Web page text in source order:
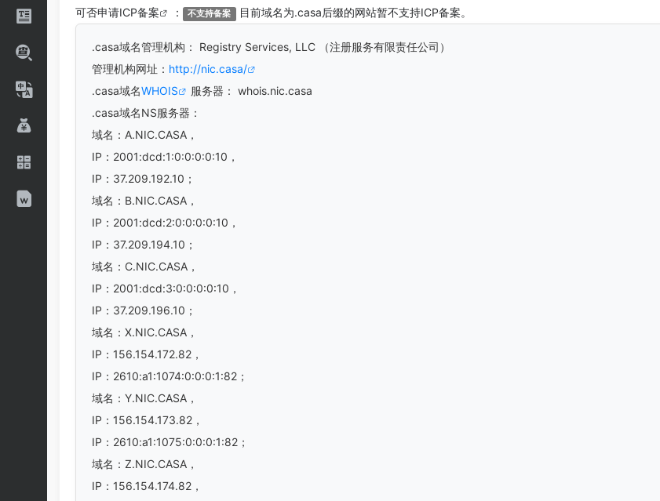
可否申请ICP备案 ： 不支持备案 目前域名为.casa后缀的网站暂不支持ICP备案。
.casa域名管理机构： Registry Services, LLC （注册服务有限责任公司）
管理机构网址： http://nic.casa/
.casa域名WHOIS
服务器： whois.nic.casa
.casa域名NS服务器：
域名：A.NIC.CASA，
IP：2001:dcd:1:0:0:0:0:10，
IP：37.209.192.10；
域名：B.NIC.CASA，
IP：2001:dcd:2:0:0:0:0:10，
IP：37.209.194.10；
域名：C.NIC.CASA，
IP：2001:dcd:3:0:0:0:0:10，
IP：37.209.196.10；
域名：X.NIC.CASA，
IP：156.154.172.82，
IP：2610:a1:1074:0:0:0:1:82；
域名：Y.NIC.CASA，
IP：156.154.173.82，
IP：2610:a1:1075:0:0:0:1:82；
域名：Z.NIC.CASA，
IP：156.154.174.82，